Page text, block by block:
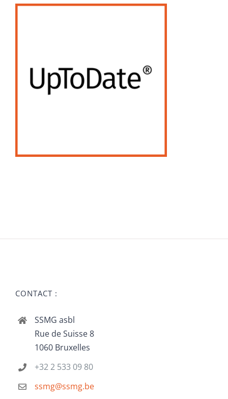
CONTACT :
SSMG asbl
Rue de Suisse 8
1060 Bruxelles
+32 2 533 09 80
ssmg@ssmg.be